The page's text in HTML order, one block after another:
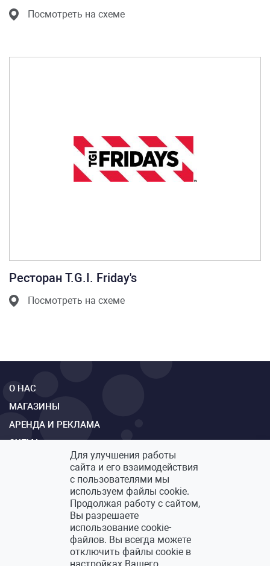
Посмотреть на схеме
Ресторан T.G.I. Friday's
Посмотреть на схеме
О НАС
МАГАЗИНЫ
АРЕНДА И РЕКЛАМА
СХЕМА
ОБРАТНАЯ СВЯЗЬ
Политика конфиденциальности
Политика по обработке персональных данных
Для улучшения работы
сайта и его взаимодействия
с пользователями мы
используем файлы cookie.
Продолжая работу с сайтом,
Вы разрешаете
использование cookie-
файлов. Вы всегда можете
отключить файлы cookie в